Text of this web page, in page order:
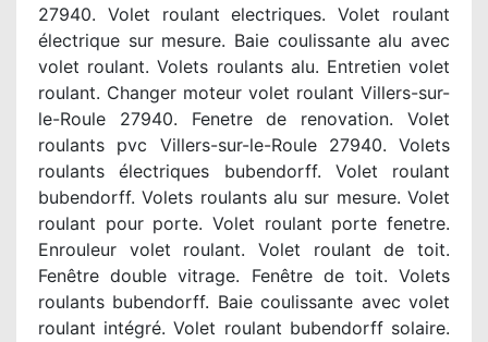
27940. Volet roulant electriques. Volet roulant
électrique sur mesure. Baie coulissante alu avec
volet roulant. Volets roulants alu. Entretien volet
roulant. Changer moteur volet roulant Villers-sur-
le-Roule 27940. Fenetre de renovation. Volet
roulants pvc Villers-sur-le-Roule 27940. Volets
roulants électriques bubendorff. Volet roulant
bubendorff. Volets roulants alu sur mesure. Volet
roulant pour porte. Volet roulant porte fenetre.
Enrouleur volet roulant. Volet roulant de toit.
Fenêtre double vitrage. Fenêtre de toit. Volets
roulants bubendorff. Baie coulissante avec volet
roulant intégré. Volet roulant bubendorff solaire.